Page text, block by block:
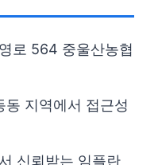
로 564 중울산농협
동 지역에서 접근성
신뢰받는 임플란